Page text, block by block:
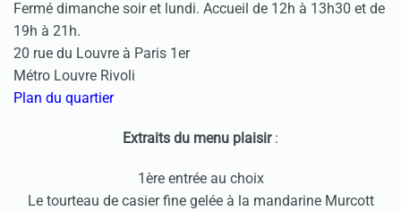
Fermé dimanche soir et lundi. Accueil de 12h à 13h30 et de
19h à 21h.
20 rue du Louvre à Paris 1er
Métro Louvre Rivoli
Plan du quartier
Extraits du menu plaisir:
1ère entrée au choix
Le tourteau de casier fine gelée à la mandarine Murcott